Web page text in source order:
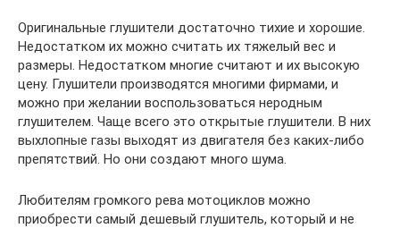
Оригинальные глушители достаточно тихие и хорошие.
Недостатком их можно считать их тяжелый вес и
размеры. Недостатком многие считают и их высокую
цену. Глушители производятся многими фирмами, и
можно при желании воспользоваться неродным
глушителем. Чаще всего это открытые глушители. В них
выхлопные газы выходят из двигателя без каких-либо
препятствий. Но они создают много шума.
Любителям громкого рева мотоциклов можно
приобрести самый дешевый глушитель, который и не